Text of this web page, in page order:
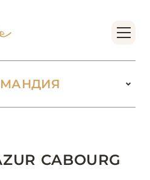
14
CABOURG